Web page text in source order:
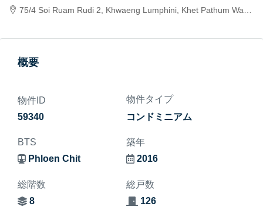
75/4 Soi Ruam Rudi 2, Khwaeng Lumphini, Khet Pathum Wan, Krung Thep Maha Nakhon 10330, Thailand
概要
物件ID
59340
物件タイプ
コンドミニアム
BTS
Phloen Chit
築年
2016
総階数
8
総戸数
126